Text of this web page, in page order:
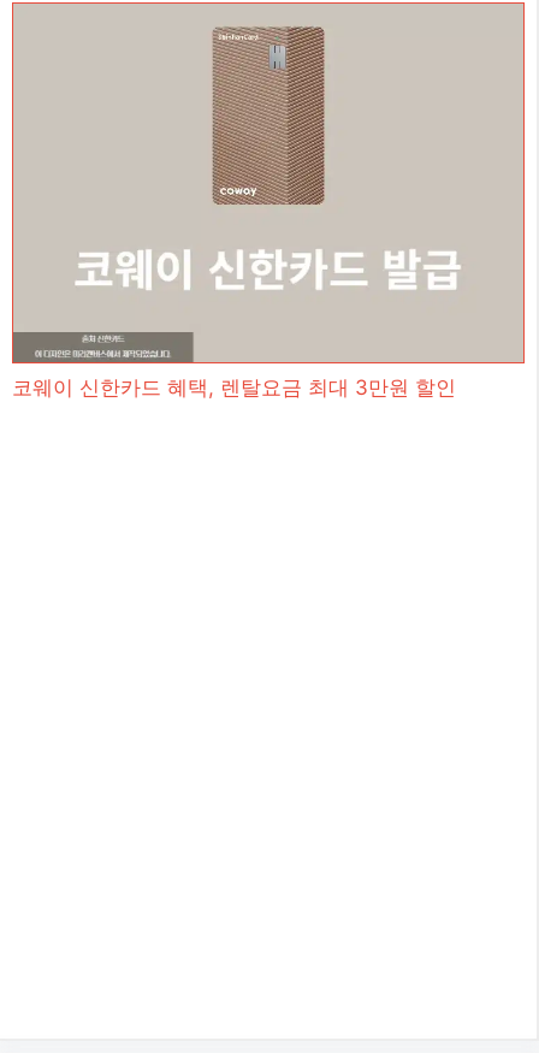
코웨이 신한카드 혜택, 렌탈요금 최대 3만원 할인